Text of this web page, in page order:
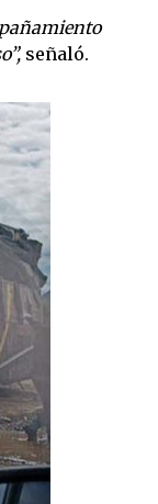
señaló.